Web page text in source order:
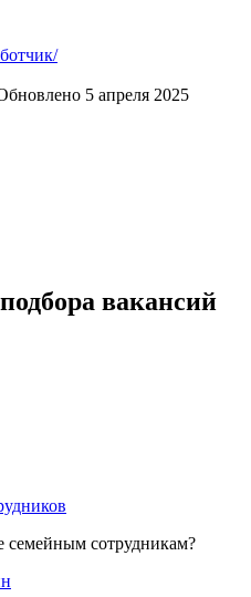
5 апреля 2025
вакансий
семейным сотрудникам?